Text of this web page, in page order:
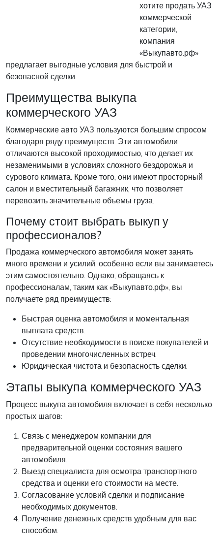
хотите продать УАЗ
коммерческой
категории,
компания
«Выкупавто.рф»
предлагает выгодные условия для быстрой и
безопасной сделки.
Преимущества выкупа
коммерческого УАЗ
Коммерческие авто УАЗ пользуются большим спросом
благодаря ряду преимуществ. Эти автомобили
отличаются высокой проходимостью, что делает их
незаменимыми в условиях сложного бездорожья и
сурового климата. Кроме того, они имеют просторный
салон и вместительный багажник, что позволяет
перевозить значительные объемы груза.
Почему стоит выбрать выкуп у
профессионалов?
Продажа коммерческого автомобиля может занять
много времени и усилий, особенно если вы занимаетесь
этим самостоятельно. Однако, обращаясь к
профессионалам, таким как «Выкупавто.рф», вы
получаете ряд преимуществ:
Быстрая оценка автомобиля и моментальная
выплата средств.
Отсутствие необходимости в поиске покупателей и
проведении многочисленных встреч.
Юридическая чистота и безопасность сделки.
Этапы выкупа коммерческого УАЗ
Процесс выкупа автомобиля включает в себя несколько
простых шагов:
Связь с менеджером компании для
предварительной оценки состояния вашего
автомобиля.
Выезд специалиста для осмотра транспортного
средства и оценки его стоимости на месте.
Согласование условий сделки и подписание
необходимых документов.
Получение денежных средств удобным для вас
способом.